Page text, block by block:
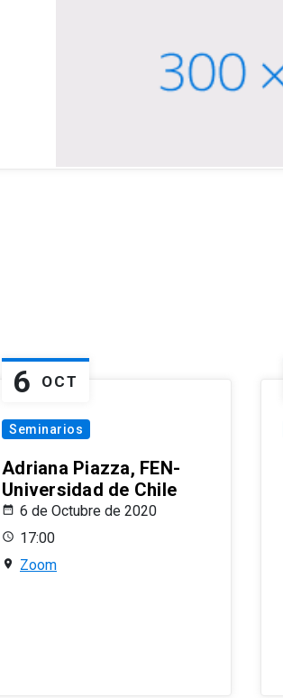
6 OCT
Seminarios
Adriana Piazza, FEN-
Universidad de Chile
6 de Octubre de 2020
17:00
Zoom